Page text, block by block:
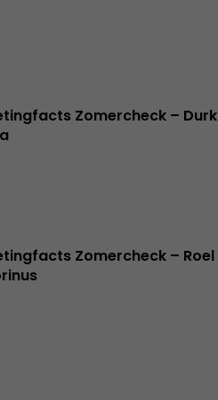
Zomercheck – Durk
Zomercheck – Roel